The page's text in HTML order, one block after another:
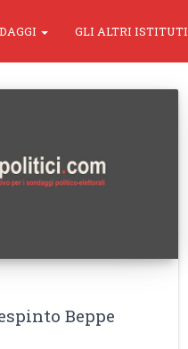
GLI ALTRI ISTITUTI
Beppe